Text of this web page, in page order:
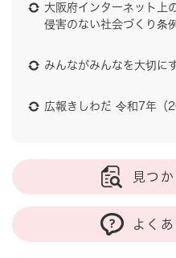
大阪府インターネット上
侵害のない社会づくり条例
みんながみんなを大切に
広報きしわだ 令和7年（
見つ
よく